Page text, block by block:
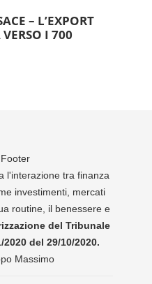
– L’EXPORT
I 700
l'interazione tra finanza
investimenti, mercati
routine, il benessere e
del Tribunale
del 29/10/2020.
Massimo